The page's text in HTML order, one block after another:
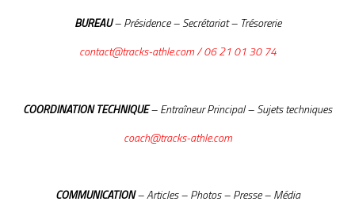
BUREAU– Présidence – Secrétariat – Trésorerie
contact@tracks-athle.com/ 06 21 01 30 74
COORDINATION TECHNIQUE– Entraîneur Principal – Sujets techniques
coach@tracks-athle.com
COMMUNICATION– Articles – Photos – Presse – Média